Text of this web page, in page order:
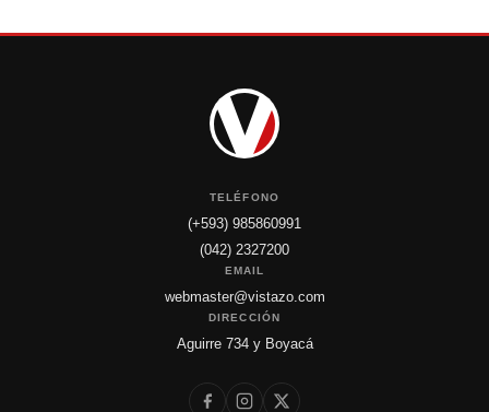
TELÉFONO
(+593) 985860991
(042) 2327200
EMAIL
webmaster@vistazo.com
DIRECCIÓN
Aguirre 734 y Boyacá